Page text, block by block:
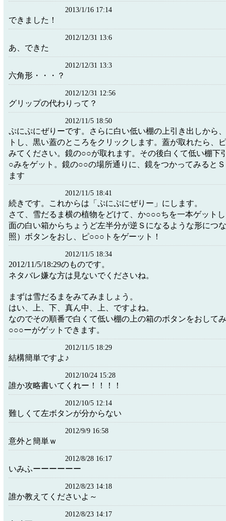
2013/1/16 17:14
できました！
2012/12/31 13:6
あ、できた
2012/12/31 13:3
六角形・・・？
2012/12/31 12:56
グリップの代わりって？
2012/11/5 18:50
ぷにぷにぜりーです。さらに白い低い棚の上引き出しから
トし、黒い蓋のところをクリックします。蓋が取れたら、
みてください。鏡の○○が取れます。その後白くて低い棚下
○みをゲット。鏡の○○の場所通りに、鏡をつかってみると
ます
2012/11/5 18:41
続きです。これからは「ぷにぷにぜりー」にします。
さて、雪だるま横の植物をどけて、か○○○ちを一本ゲット
面の白い箱からちょうど左半分が逆Ｓになるような形につ
照）ボタンをおし、ピ○○○トをゲーット！
2012/11/5 18:34
2012/11/5/18:29のものです。
ネタバレ嫌な方は見ないでくださいね。
まずは雪だるまをみてみましょう。
はい、上、下、真ん中、上、ですよね。
なのでその順番で白くて低い棚の上の箱のボタンをおして
○○○ーがゲットできます。
2012/11/5 18:29
結構簡単ですよ♪
2012/10/24 15:28
誰か攻略書いてくれー！！！！
2012/10/5 12:14
難しくて左ボタンが分からない
2012/9/9 16:58
意外と簡単ｗ
2012/8/28 16:17
いみふーーーーーー
2012/8/23 14:18
誰か教えてくださいよ～
2012/8/23 14:17